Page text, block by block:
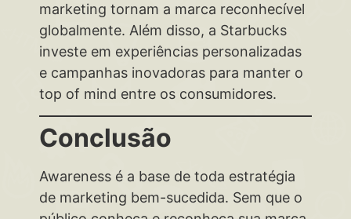
marketing tornam a marca reconhecível
globalmente. Além disso, a Starbucks
investe em experiências personalizadas
e campanhas inovadoras para manter o
top of mind entre os consumidores.
Conclusão
Awareness é a base de toda estratégia
de marketing bem-sucedida. Sem que o